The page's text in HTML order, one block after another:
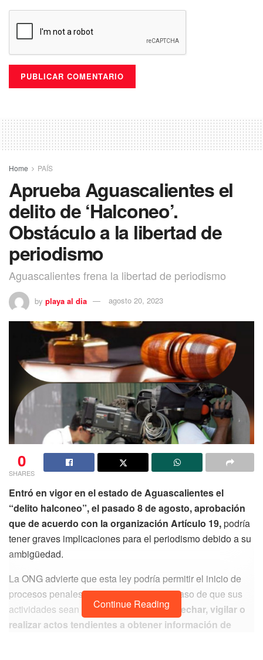
Home PAÍS
Aprueba Aguascalientes el
delito de ‘Halconeo’.
Obstáculo a la libertad de
periodismo
Aguascalientes frena la libertad de periodismo
by playa al dia agosto 20, 2023
0
SHARES
Entró en vigor en el estado de Aguascalientes el
“delito halconeo”, el pasado 8 de agosto, aprobación
que de acuerdo con la organización Artículo 19,podría
tener graves implicaciones para el periodismo debido a su
ambigüedad.
La ONG advierte que esta ley podría permitir el inicio de
procesos penales contra periodistas en caso de que sus
actividades sean consideradas como“acechar, vigilar o
realizar actos tendientes a obtener información de
Continue Reading